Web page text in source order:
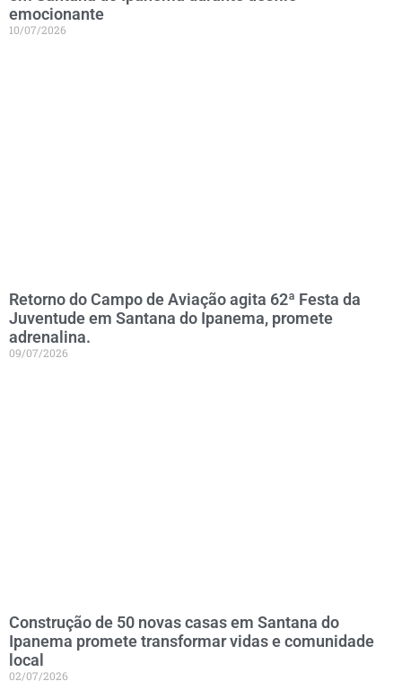
emocionante
10/07/2026
Retorno do Campo de Aviação agita 62ª Festa da
Juventude em Santana do Ipanema, promete
adrenalina.
09/07/2026
Construção de 50 novas casas em Santana do
Ipanema promete transformar vidas e comunidade
local
02/07/2026